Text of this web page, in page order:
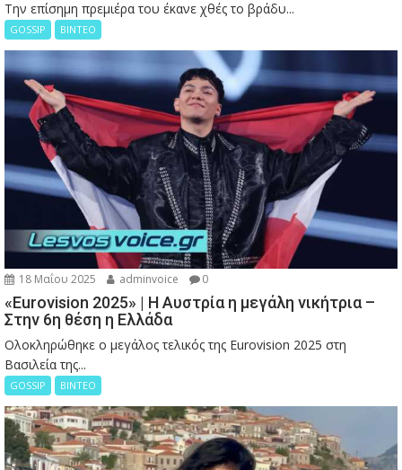
Την επίσημη πρεμιέρα του έκανε χθές το βράδυ...
GOSSIP ΒΙΝΤΕΟ
18 Μαΐου 2025 adminvoice 0
«Eurovision 2025» | Η Αυστρία η μεγάλη νικήτρια –
Στην 6η θέση η Ελλάδα
Ολοκληρώθηκε ο μεγάλος τελικός της Eurovision 2025 στη
Βασιλεία της...
GOSSIP ΒΙΝΤΕΟ